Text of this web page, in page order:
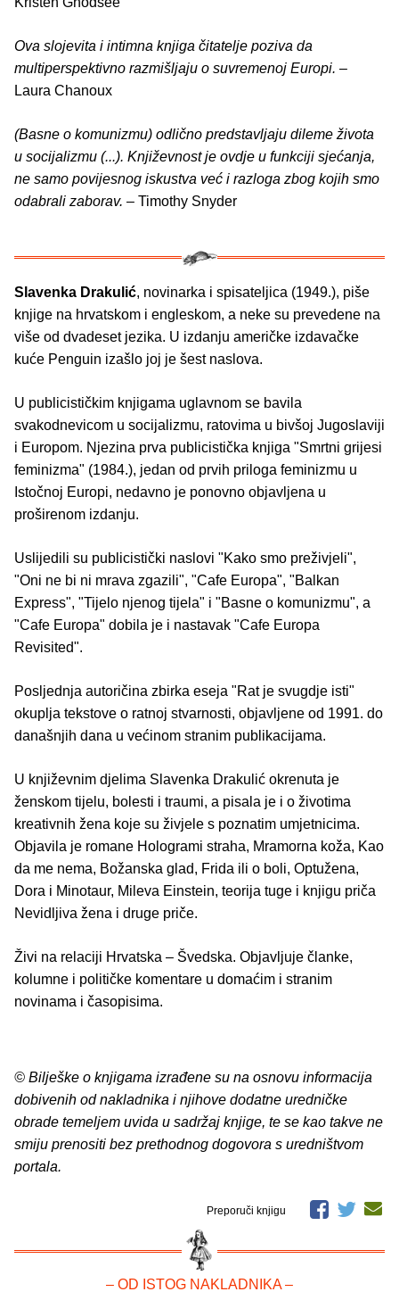
Ova slojevita i intimna knjiga čitatelje poziva da
multiperspektivno razmišljaju o suvremenoj Europi. –
Laura Chanoux
(Basne o komunizmu) odlično predstavljaju dileme života
u socijalizmu (...). Književnost je ovdje u funkciji sjećanja,
ne samo povijesnog iskustva već i razloga zbog kojih smo
odabrali zaborav. – Timothy Snyder
Slavenka Drakulić, novinarka i spisateljica (1949.), piše
knjige na hrvatskom i engleskom, a neke su prevedene na
više od dvadeset jezika. U izdanju američke izdavačke
kuće Penguin izašlo joj je šest naslova.
U publicističkim knjigama uglavnom se bavila
svakodnevicom u socijalizmu, ratovima u bivšoj Jugoslaviji
i Europom. Njezina prva publicistička knjiga "Smrtni grijesi
feminizma" (1984.), jedan od prvih priloga feminizmu u
Istočnoj Europi, nedavno je ponovno objavljena u
proširenom izdanju.
Uslijedili su publicistički naslovi "Kako smo preživjeli",
"Oni ne bi ni mrava zgazili", "Cafe Europa", "Balkan
Express", "Tijelo njenog tijela" i "Basne o komunizmu", a
"Cafe Europa" dobila je i nastavak "Cafe Europa
Revisited".
Posljednja autoričina zbirka eseja "Rat je svugdje isti"
okuplja tekstove o ratnoj stvarnosti, objavljene od 1991. do
današnjih dana u većinom stranim publikacijama.
U književnim djelima Slavenka Drakulić okrenuta je
ženskom tijelu, bolesti i traumi, a pisala je i o životima
kreativnih žena koje su živjele s poznatim umjetnicima.
Objavila je romane Hologrami straha, Mramorna koža, Kao
da me nema, Božanska glad, Frida ili o boli, Optužena,
Dora i Minotaur, Mileva Einstein, teorija tuge i knjigu priča
Nevidljiva žena i druge priče.
Živi na relaciji Hrvatska – Švedska. Objavljuje članke,
kolumne i političke komentare u domaćim i stranim
novinama i časopisima.
© Bilješke o knjigama izrađene su na osnovu informacija
dobivenih od nakladnika i njihove dodatne uredničke
obrade temeljem uvida u sadržaj knjige, te se kao takve ne
smiju prenositi bez prethodnog dogovora s uredništvom
portala.
Preporuči knjigu
– OD ISTOG NAKLADNIKA –